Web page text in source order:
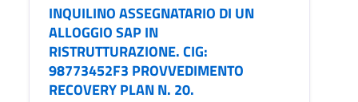
INQUILINO ASSEGNATARIO DI UN
ALLOGGIO SAP IN
RISTRUTTURAZIONE. CIG:
98773452F3 PROVVEDIMENTO
RECOVERY PLAN N. 20.